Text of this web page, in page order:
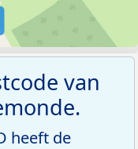
van
heeft de